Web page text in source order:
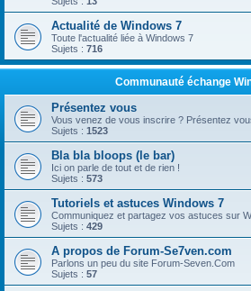
Actualité de Windows 7
Toute l'actualité liée à Windows 7
Sujets : 716
Communauté échange
Présentez vous
Vous venez de vous inscrire ? Présentez
Sujets : 1523
Bla bla bloops (le bar)
Ici on parle de tout et de rien !
Sujets : 573
Tutoriels et astuces Windows 7
Communiquez et partagez vos astuces sur
Sujets : 429
A propos de Forum-Se7ven.com
Parlons un peu du site Forum-Seven.Com
Sujets : 57